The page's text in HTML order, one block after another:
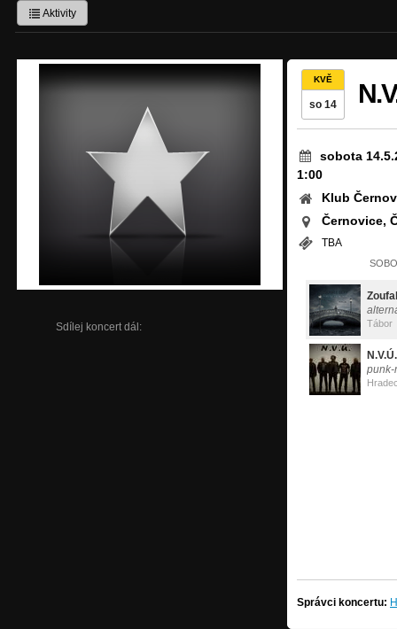
Aktivity
Sdílej koncert dál:
KVĚ
so 14
sobota
1:00
Klub
Černovice,
TBA
Tábor
N.V.Ú.
punk-
Správci koncertu: